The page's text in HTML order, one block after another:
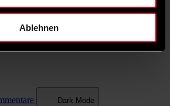
Ablehnen
Dark Mode